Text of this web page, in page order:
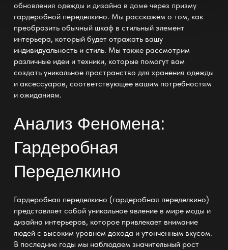
обновления одежды и дизайна в доме через призму
гардеробной переделкино. Мы расскажем о том, как
преобразить обычный шкаф в стильный элемент
интерьера, который будет отражать вашу
индивидуальность и стиль. Мы также рассмотрим
различные идеи и техники, которые помогут вам
создать уникальное пространство для хранения одежды
и аксессуаров, соответствующее вашим потребностям
и ожиданиям.
Анализ Феномена:
Гардеробная
Переделкино
Гардеробная переделкино (гардеробная переделкино)
представляет собой уникальное явление в мире моды и
дизайна интерьеров, которое привлекает внимание
людей с высоким уровнем дохода и утонченным вкусом.
В последние годы мы наблюдаем значительный рост